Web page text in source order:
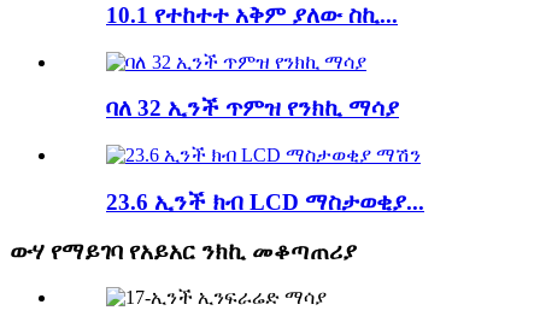
10.1 የተከተተ አቅም ያለው ስኪ...
ባለ 32 ኢንች ጥምዝ የንክኪ ማሳያ
23.6 ኢንች ክብ LCD ማስታወቂያ...
ውሃ የማይገባ የአይአር ንክኪ መቆጣጠሪያ